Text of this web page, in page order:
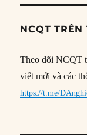
NCQT TRÊN
Theo dõi NCQT
viết mới và các
https://t.me/